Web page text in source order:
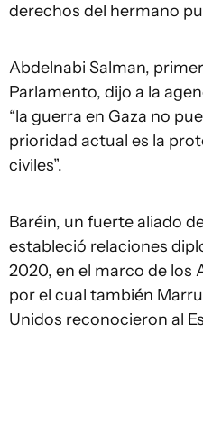
derechos del hermano
Abdelnabi Salman,
Parlamento, dijo a la
“la guerra en Gaza no
prioridad actual es la
civiles”.
Baréin, un fuerte aliado
estableció relaciones
2020, en el marco de los
por el cual también
Unidos reconocieron al